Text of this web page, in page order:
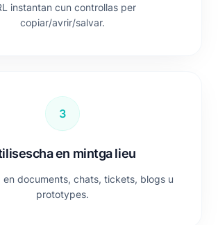
instantan cun controllas per
copiar/avrir/salvar.
3
en mintga lieu
en documents, chats, tickets, blogs u
prototypes.